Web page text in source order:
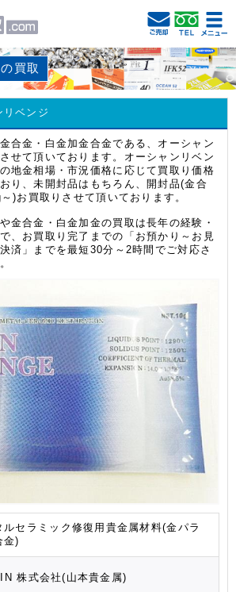
買取
ベンジ
合金・白金加金合金である、オーシャン
せて頂いております。オーシャンリベン
地金相場・市況価格に応じて買取り価格
り、未開封品はもちろん、開封品(金合
)お買取りさせて頂いております。
金合金・白金加金の買取は長年の経験・
、お買取り完了までの「お預かり～お見
済」までを最短30分～2時間でご対応さ
ルセラミック修復用貴金属材料(金パラ
金)
株式会社(山本貴金属)